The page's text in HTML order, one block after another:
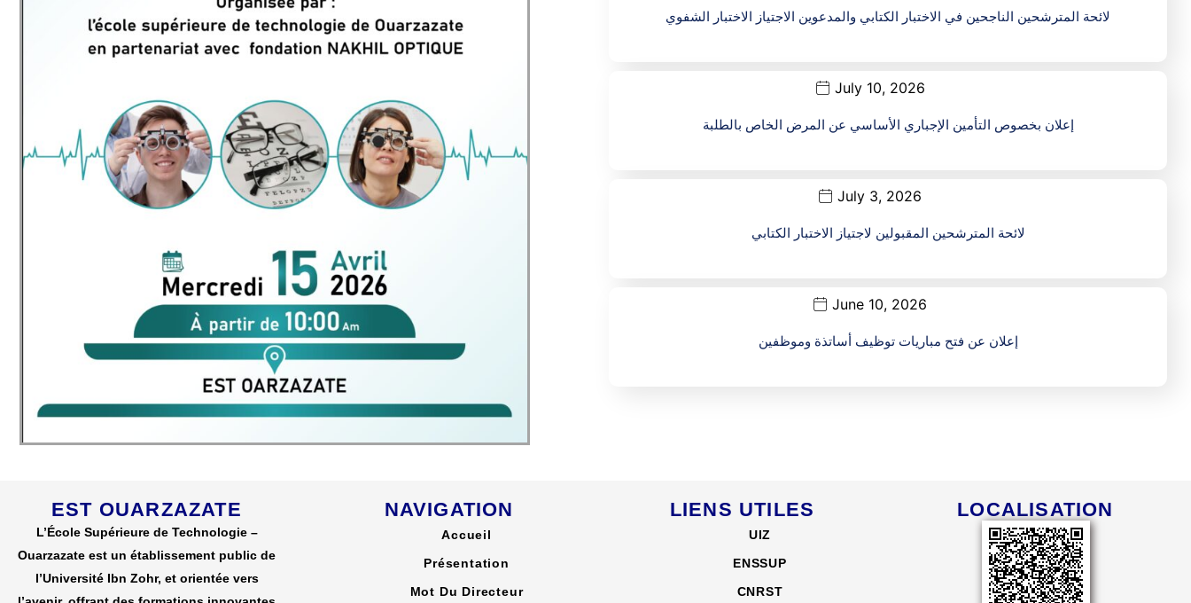
لائحة المترشحين الناجحين في الاختبار الكتابي والمدعوين الاجتياز الاختبار الشفوي
July 10, 2026
إعلان بخصوص التأمين الإجباري الأساسي عن المرض الخاص بالطلبة
July 3, 2026
لائحة المترشحين المقبولين لاجتياز الاختبار الكتابي
June 10, 2026
إعلان عن فتح مباريات توظيف أساتذة وموظفين
EST OUARZAZATE
L’École Supérieure de Technologie –
Ouarzazate est un établissement public de
l’Université Ibn Zohr, et orientée vers
NAVIGATION
Accueil
Présentation
Mot Du Directeur
LIENS UTILES
UIZ
ENSSUP
CNRST
LOCALISATION